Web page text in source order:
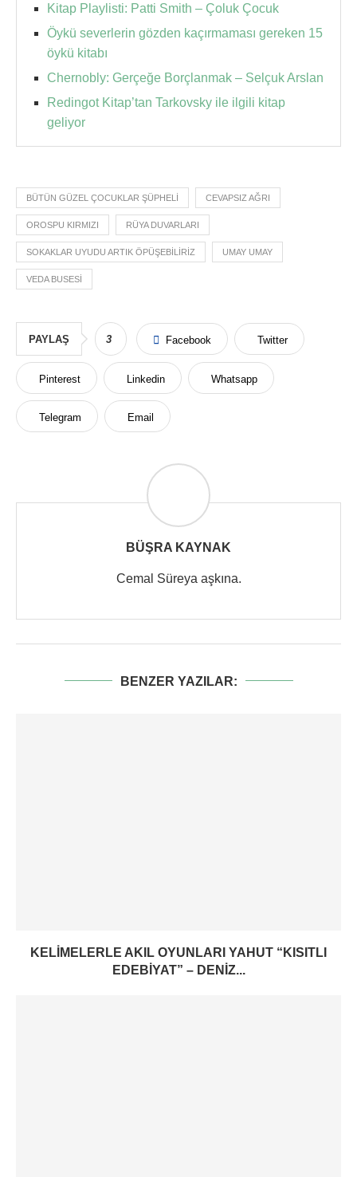
Kitap Playlisti: Patti Smith – Çoluk Çocuk
Öykü severlerin gözden kaçırmaması gereken 15
öykü kitabı
Chernobly: Gerçeğe Borçlanmak – Selçuk Arslan
Redingot Kitap’tan Tarkovsky ile ilgili kitap
geliyor
BÜTÜN GÜZEL ÇOCUKLAR ŞÜPHELI CEVAPSIZ AĞRI
OROSPU KIRMIZI RÜYA DUVARLARI
SOKAKLAR UYUDU ARTIK ÖPÜŞEBILIRIZ UMAY UMAY
VEDA BUSESI
PAYLAŞ 3 Facebook Twitter
Pinterest Linkedin Whatsapp
Telegram Email
BÜŞRA KAYNAK
Cemal Süreya aşkına.
BENZER YAZILAR:
KELIMELERLE AKIL OYUNLARI YAHUT “KISITLI
EDEBIYAT” – DENIZ...